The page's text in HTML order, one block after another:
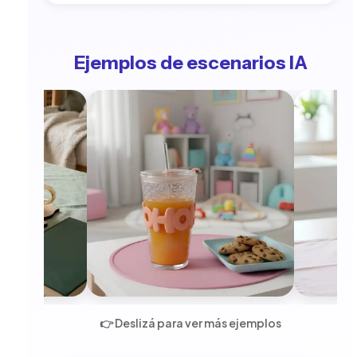
Ejemplos de escenarios IA
👉 Deslizá para ver más ejemplos